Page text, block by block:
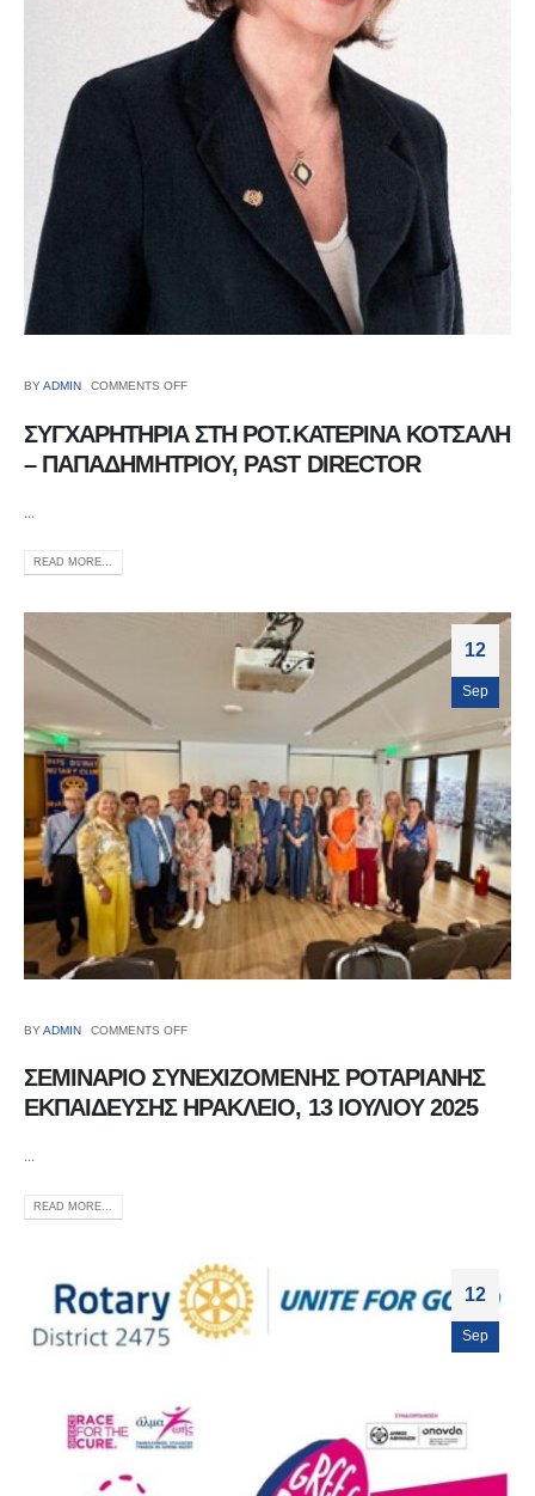
BYADMIN COMMENTS OFF
ΣΥΓΧΑΡΗΤΗΡΙΑ ΣΤΗ ΡΟΤ.ΚΑΤΕΡΙΝΑ ΚΟΤΣΑΛΗ
– ΠΑΠΑΔΗΜΗΤΡΙΟΥ, PAST DIRECTOR
...
READ MORE...
12
Sep
BYADMIN COMMENTS OFF
ΣΕΜΙΝΑΡΙΟ ΣΥΝΕΧΙΖΟΜΕΝΗΣ ΡΟΤΑΡΙΑΝΗΣ
ΕΚΠΑΙΔΕΥΣΗΣ ΗΡΑΚΛΕΙΟ, 13 ΙΟΥΛΙΟΥ 2025
...
READ MORE...
12
Sep